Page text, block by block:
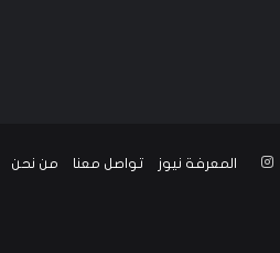
المعرفة نيوز تواصل معنا من نحن ‫YouTube
انستقرام